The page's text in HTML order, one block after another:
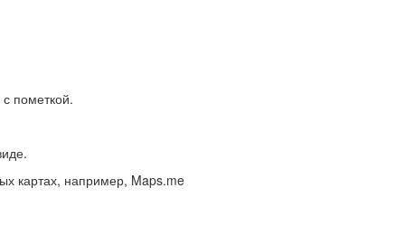
пометкой.
картах, например, Maps.me